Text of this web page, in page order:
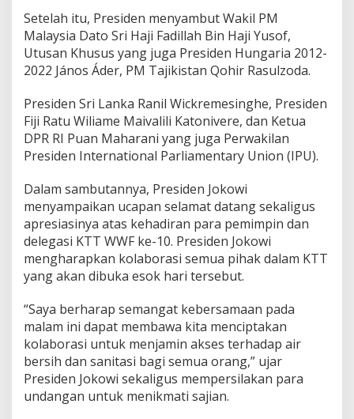
Setelah itu, Presiden menyambut Wakil PM
Malaysia Dato Sri Haji Fadillah Bin Haji Yusof,
Utusan Khusus yang juga Presiden Hungaria 2012-
2022 János Áder, PM Tajikistan Qohir Rasulzoda.
Presiden Sri Lanka Ranil Wickremesinghe, Presiden
Fiji Ratu Wiliame Maivalili Katonivere, dan Ketua
DPR RI Puan Maharani yang juga Perwakilan
Presiden International Parliamentary Union (IPU).
Dalam sambutannya, Presiden Jokowi
menyampaikan ucapan selamat datang sekaligus
apresiasinya atas kehadiran para pemimpin dan
delegasi KTT WWF ke-10. Presiden Jokowi
mengharapkan kolaborasi semua pihak dalam KTT
yang akan dibuka esok hari tersebut.
“Saya berharap semangat kebersamaan pada
malam ini dapat membawa kita menciptakan
kolaborasi untuk menjamin akses terhadap air
bersih dan sanitasi bagi semua orang,” ujar
Presiden Jokowi sekaligus mempersilakan para
undangan untuk menikmati sajian.